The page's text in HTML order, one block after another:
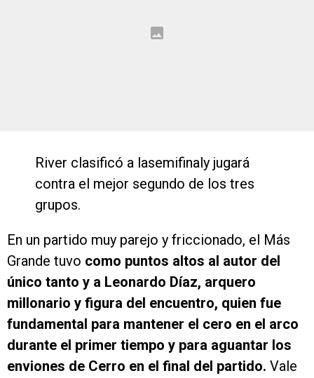
River clasificó a lasemifinaly jugará
contra el mejor segundo de los tres
grupos.
En un partido muy parejo y friccionado, el Más
Grande tuvo como puntos altos al autor del
único tanto y a Leonardo Díaz, arquero
millonario y figura del encuentro, quien fue
fundamental para mantener el cero en el arco
durante el primer tiempo y para aguantar los
enviones de Cerro en el final del partido. Vale